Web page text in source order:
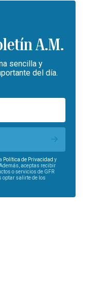
A.M.
sencilla y
del día.
Política de Privacidad y
aceptas recibir
o servicios de GFR
optar salirte de los